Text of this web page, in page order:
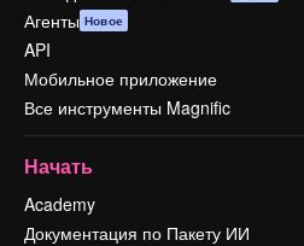
Агенты Новое
API
Мобильное приложение
Все инструменты Magnific
Начать
Academy
Документация по Пакету ИИ